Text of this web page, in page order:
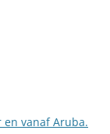
vanaf Aruba.